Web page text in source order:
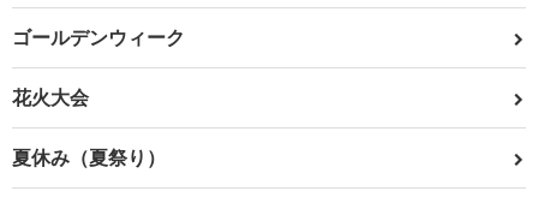
ゴールデンウィーク
花火大会
夏休み（夏祭り）